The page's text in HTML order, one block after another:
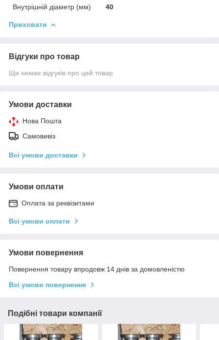
Внутрішній діаметр (мм)
40
Приховати
Відгуки про товар
Ще немає відгуків про цей товар
Умови доставки
Нова Пошта
Самовивіз
Всі умови доставки
Умови оплати
Оплата за реквізитами
Всі умови оплати
Умови повернення
Повернення товару впродовж 14 днів за домовленістю
Всі умови повернення
Подібні товари компанії